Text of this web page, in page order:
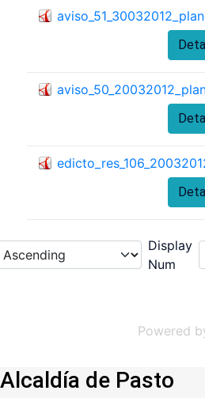
Display
Num
Powered
Alcaldía de Pasto